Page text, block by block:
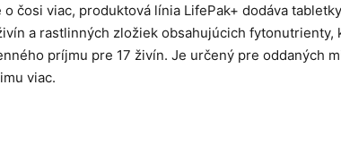
čosi viac, produktová línia LifePak+ dodáva
a rastlinných zložiek obsahujúcich fytonutrienty,
príjmu pre 17 živín. Je určený pre oddaných
viac.